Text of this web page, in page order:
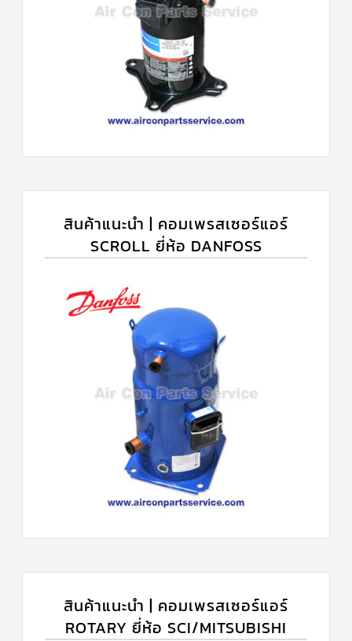
สินค้าแนะนำ | คอมเพรสเซอร์แอร์
SCROLL ยี่ห้อ DANFOSS
สินค้าแนะนำ | คอมเพรสเซอร์แอร์
ROTARY ยี่ห้อ SCI/MITSUBISHI